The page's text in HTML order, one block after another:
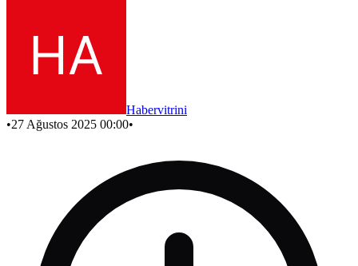
Habervitrini
•27 Ağustos 2025 00:00•